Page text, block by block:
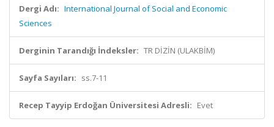
Dergi Adı: International Journal of Social and Economic
Sciences
Derginin Tarandığı İndeksler: TR DİZİN (ULAKBİM)
Sayfa Sayıları: ss.7-11
Recep Tayyip Erdoğan Üniversitesi Adresli: Evet